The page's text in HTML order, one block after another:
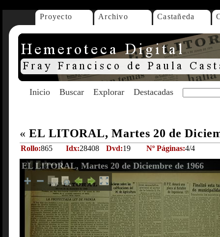
Proyecto Archivo Castañeda
Inicio Buscar Explorar Destacadas
« EL LITORAL, Martes 20 de
Rollo:865 Idx:28408 Dvd:19 Nº Páginas:4/4
EL LITORAL, Martes 20 de Diciembre de 1966